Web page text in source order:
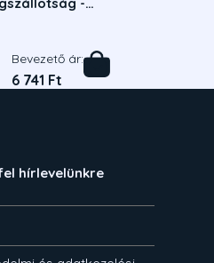
Bevezető ár:
6 741 Ft
hírlevelünkre